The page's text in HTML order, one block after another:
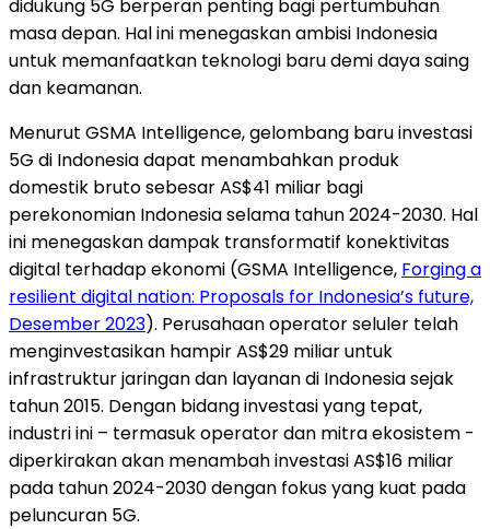
didukung 5G berperan penting bagi pertumbuhan
masa depan. Hal ini menegaskan ambisi Indonesia
untuk memanfaatkan teknologi baru demi daya saing
dan keamanan.
Menurut GSMA Intelligence, gelombang baru investasi
5G di Indonesiadapat menambahkan produk
domestik bruto sebesar AS$41 miliar bagi
perekonomian Indonesiaselama tahun 2024-2030. Hal
ini menegaskan dampak transformatif konektivitas
digital terhadap ekonomi (GSMA Intelligence, Forging a
resilient digital nation: Proposals for Indonesia’s future,
Desember 2023). Perusahaan operator seluler telah
menginvestasikan hampir AS$29 miliar untuk
infrastruktur jaringan dan layanan di Indonesiasejak
tahun 2015. Dengan bidang investasi yang tepat,
industri ini – termasuk operator dan mitra ekosistem -
diperkirakan akan menambah investasi AS$16 miliar
pada tahun 2024-2030 dengan fokus yang kuat pada
peluncuran 5G.